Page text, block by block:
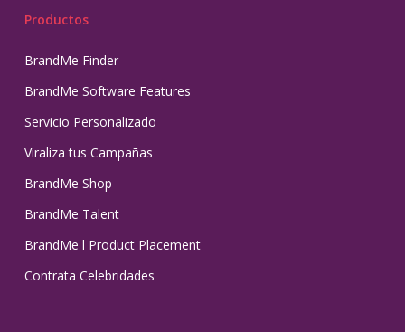
Productos
BrandMe Finder
BrandMe Software Features
Servicio Personalizado
Viraliza tus Campañas
BrandMe Shop
BrandMe Talent
BrandMe l Product Placement
Contrata Celebridades